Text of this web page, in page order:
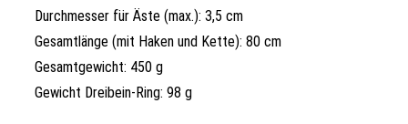
Durchmesser für Äste (max.): 3,5 cm
Gesamtlänge (mit Haken und Kette): 80 cm
Gesamtgewicht: 450 g
Gewicht Dreibein-Ring: 98 g